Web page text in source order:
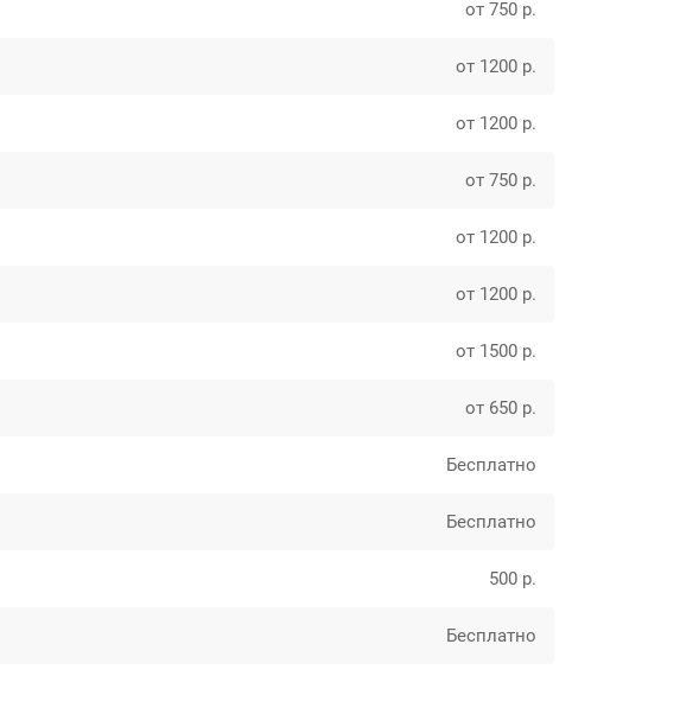
от 750 р.
от 1200 р.
от 1200 р.
от 750 р.
от 1200 р.
от 1200 р.
от 1500 р.
от 650 р.
Бесплатно
Бесплатно
500 р.
Бесплатно